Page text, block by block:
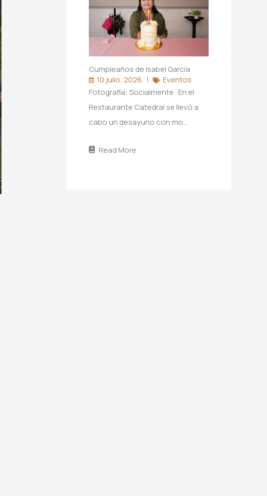
Cumpleaños de Isabel García
10 julio, 2026
Eventos
Fotografía: Socialmente En el
Restaurante Catedral se llevó a
cabo un desayuno con mo…
Read More